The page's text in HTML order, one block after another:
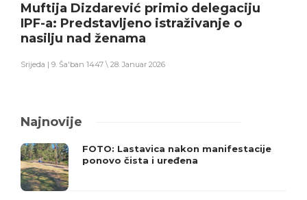
Muftija Dizdarević primio delegaciju
IPF-a: Predstavljeno istraživanje o
nasilju nad ženama
Srijeda | 9. Ša'ban 1447 \ 28. Januar 2026
Najnovije
FOTO: Lastavica nakon manifestacije
ponovo čista i uređena